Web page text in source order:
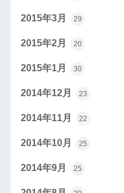
2015年3月 29
2015年2月 20
2015年1月 30
2014年12月 23
2014年11月 22
2014年10月 25
2014年9月 25